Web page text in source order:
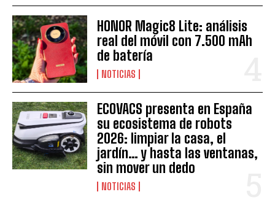
HONOR Magic8 Lite: análisis
real del móvil con 7.500 mAh
de batería
NOTICIAS
ECOVACS presenta en España
su ecosistema de robots
2026: limpiar la casa, el
jardín… y hasta las ventanas,
sin mover un dedo
NOTICIAS